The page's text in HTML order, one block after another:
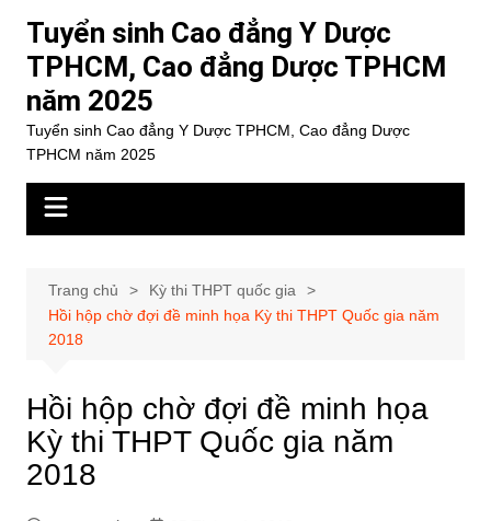
dung
Tuyển sinh Cao đẳng Y Dược
TPHCM, Cao đẳng Dược TPHCM
năm 2025
Tuyển sinh Cao đẳng Y Dược TPHCM, Cao đẳng Dược
TPHCM năm 2025
Trang chủ
Kỳ thi THPT quốc gia
Hồi hộp chờ đợi đề minh họa Kỳ thi THPT Quốc gia năm
2018
Hồi hộp chờ đợi đề minh họa
Kỳ thi THPT Quốc gia năm
2018